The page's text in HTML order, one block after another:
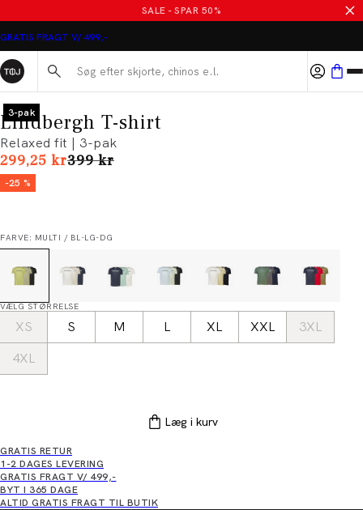
SALE - SPAR 50%
GRATIS FRAGT V/ 499,-
Søg her...
3-pak
Lindbergh T-shirt
Relaxed fit | 3-pak
299,25 krI alt (uden rabat)
399 kr
-25 %
FARVE: MULTI / BL-LG-DG
VÆLG STØRRELSE
XS S M L XL XXL
3XL
4XL
Læg i kurv
GRATIS RETUR
1-2 DAGES LEVERING
GRATIS FRAGT V/ 499,-
BYT I 365 DAGE
ALTID GRATIS FRAGT TIL BUTIK